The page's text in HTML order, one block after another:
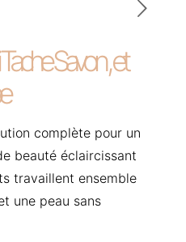
Savon , et
complète pour un
beauté éclaircissant
travaillent ensemble
une peau sans